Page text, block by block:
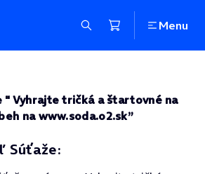
Menu
" Vyhrajte tričká a štartovné na
na www.soda.o2.sk”
Súťaže: